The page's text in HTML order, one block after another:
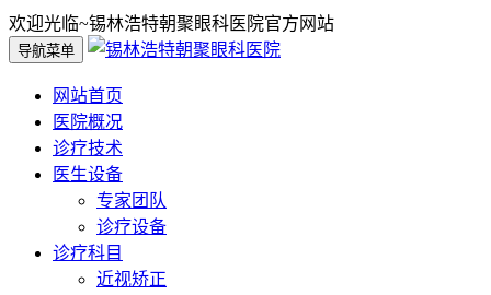
欢迎光临~锡林浩特朝聚眼科医院官方网站
导航菜单
网站首页
医院概况
诊疗技术
医生设备
专家团队
诊疗设备
诊疗科目
近视矫正